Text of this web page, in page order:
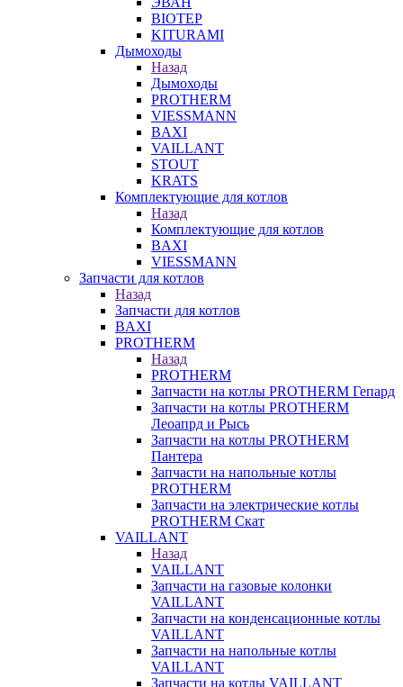
BIOTEP
KITURAMI
Дымоходы
Назад
Дымоходы
PROTHERM
VIESSMANN
BAXI
VAILLANT
STOUT
KRATS
Комплектующие для котлов
Назад
Комплектующие для котлов
BAXI
VIESSMANN
Запчасти для котлов
Назад
Запчасти для котлов
BAXI
PROTHERM
Назад
PROTHERM
Запчасти на котлы PROTHERM Гепард
Запчасти на котлы PROTHERM
Леоапрд и Рысь
Запчасти на котлы PROTHERM
Пантера
Запчасти на напольные котлы
PROTHERM
Запчасти на электрические котлы
PROTHERM Скат
VAILLANT
Назад
VAILLANT
Запчасти на газовые колонки
VAILLANT
Запчасти на конденсационные котлы
VAILLANT
Запчасти на напольные котлы
VAILLANT
Запчасти на котлы VAILLANT